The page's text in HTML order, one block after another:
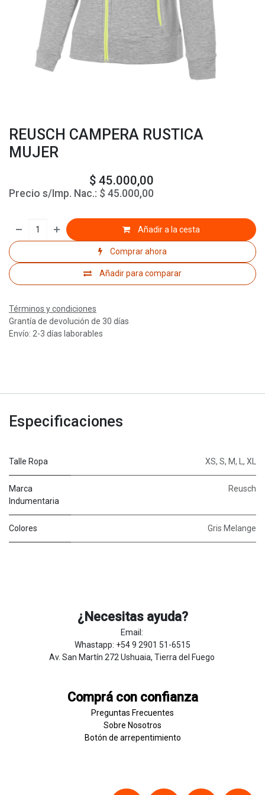
REUSCH CAMPERA RUSTICA
MUJER
$ 45.000,00
Precio s/Imp. Nac.: $ 45.000,00
Añadir a la cesta
Comprar ahora
Añadir para comparar
Términos y condiciones
Grantía de devolución de 30 días
Envío: 2-3 días laborables
Especificaciones
Talle Ropa XS, S, M, L , XL
Marca
Indumentaria
Reusch
Colores Gris Melange
¿Necesitas ayuda?
Email:
Whastapp: +54 9 2901 51-6515
Av. San Martín 272 Ushuaia, Tierra del Fuego
Comprá con confianza
Preguntas Frecuentes
Sobre Nosotros
Botón de ​arrepentim​​​iento